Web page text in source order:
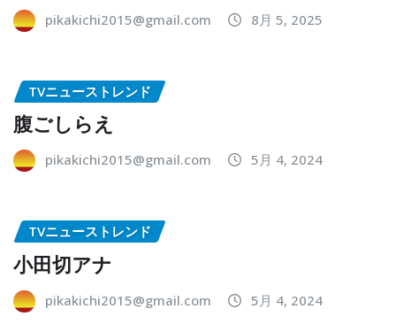
pikakichi2015@gmail.com 8月 5, 2025
TVニューストレンド
腹ごしらえ
pikakichi2015@gmail.com 5月 4, 2024
TVニューストレンド
小田切アナ
pikakichi2015@gmail.com 5月 4, 2024